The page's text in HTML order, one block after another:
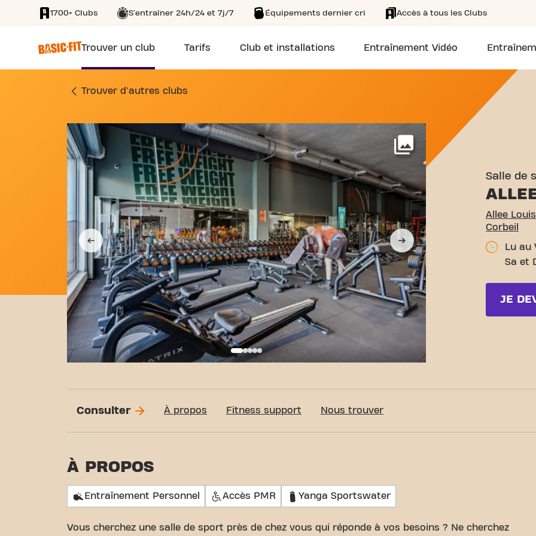
SKIP TO MAIN CONTENT
1700+ Clubs S'entraîner 24h/24 et 7j/7 Équipements dernier cri Accès à tous les Clubs
Trouver un club Tarifs Club et installations Entraînement Vidéo
SALLE DE SPORT ALLEE LOUIS TILLET 1 SAINT-
Trouver d'autres clubs
Voir plus
Salle de
Allee
Corbeil
Lu au
Sa et
JE
Consulter À propos Fitness support Nous trouver
À PROPOS
Entraînement Personnel Accès PMR Yanga Sportswater
Vous cherchez une salle de sport près de chez vous qui réponde à vos besoins ? Ne cherchez